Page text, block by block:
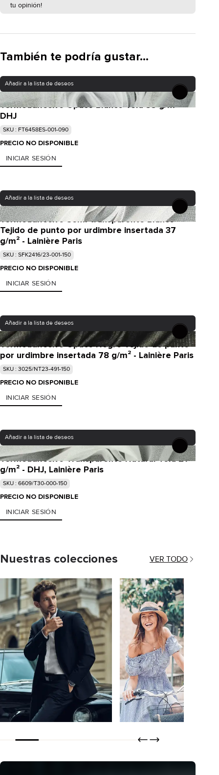
tu opinión!
También te podría gustar...
Añadir a la lista de deseos
Termoadhesivo Opaco Blanco Tela 55 g/m² -
DHJ
SKU : FT6458ES-001-090
PRECIO NO DISPONIBLE
INICIAR SESIÓN
Añadir a la lista de deseos
Termoadhesivo Semi-transparente Blanco
Tejido de punto por urdimbre insertada 37
g/m² - Lainière Paris
SKU : SFK2416/23-001-150
PRECIO NO DISPONIBLE
INICIAR SESIÓN
Añadir a la lista de deseos
Termoadhesivo Opaco Negro Tejido de punto
por urdimbre insertada 78 g/m² - Lainière Paris
SKU : 3025/NT23-491-150
PRECIO NO DISPONIBLE
INICIAR SESIÓN
Añadir a la lista de deseos
Termoadhesivo Transparente Natural Tela 21
g/m² - DHJ, Lainière Paris
SKU : 6609/T30-000-150
PRECIO NO DISPONIBLE
INICIAR SESIÓN
Nuestras colecciones VER TODO